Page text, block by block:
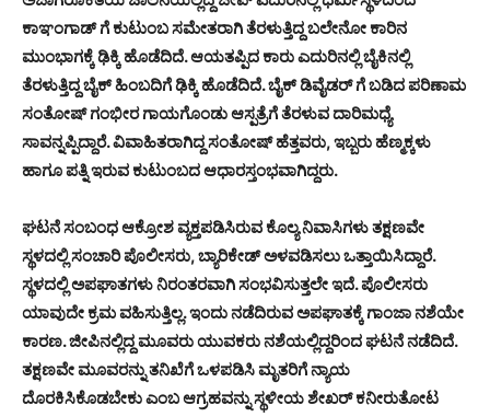
ಕಾಞಂಗಾಡ್ ಗೆ ಕುಟುಂಬ ಸಮೇತರಾಗಿ ತೆರಳುತ್ತಿದ್ದ ಬಲೇನೋ ಕಾರಿನ
ಮುಂಭಾಗಕ್ಕೆ ಢಿಕ್ಕಿ ಹೊಡೆದಿದೆ. ಆಯತಪ್ಪಿದ ಕಾರು ಎದುರಿನಲ್ಲಿ ಬೈಕಿನಲ್ಲಿ
ತೆರಳುತ್ತಿದ್ದ ಬೈಕ್ ಹಿಂಬದಿಗೆ ಢಿಕ್ಕಿ ಹೊಡೆದಿದೆ. ಬೈಕ್ ಡಿವೈಡರ್ ಗೆ ಬಡಿದ ಪರಿಣಾಮ
ಸಂತೋಷ್ ಗಂಭೀರ ಗಾಯಗೊಂಡು ಆಸ್ಪತ್ರೆಗೆ ತೆರಳುವ ದಾರಿಮಧ್ಯೆ
ಸಾವನ್ನಪ್ಪಿದ್ದಾರೆ. ವಿವಾಹಿತರಾಗಿದ್ದ ಸಂತೋಷ್ ಹೆತ್ತವರು, ಇಬ್ಬರು ಹೆಣ್ಮಕ್ಕಳು
ಹಾಗೂ ಪತ್ನಿ ಇರುವ ಕುಟುಂಬದ ಆಧಾರಸ್ತಂಭವಾಗಿದ್ದರು.
ಘಟನೆ ಸಂಬಂಧ ಆಕ್ರೋಶ ವ್ಯಕ್ತಪಡಿಸಿರುವ ಕೊಲ್ಯ ನಿವಾಸಿಗಳು ತಕ್ಷಣವೇ
ಸ್ಥಳದಲ್ಲಿ ಸಂಚಾರಿ ಪೊಲೀಸರು, ಬ್ಯಾರಿಕೇಡ್ ಅಳವಡಿಸಲು ಒತ್ತಾಯಿಸಿದ್ದಾರೆ.
ಸ್ಥಳದಲ್ಲಿ ಅಪಘಾತಗಳು ನಿರಂತರವಾಗಿ ಸಂಭವಿಸುತ್ತಲೇ ಇದೆ. ಪೊಲೀಸರು
ಯಾವುದೇ ಕ್ರಮ ವಹಿಸುತ್ತಿಲ್ಲ. ಇಂದು ನಡೆದಿರುವ ಅಪಘಾತಕ್ಕೆ ಗಾಂಜಾ ನಶೆಯೇ
ಕಾರಣ. ಜೀಪಿನಲ್ಲಿದ್ದ ಮೂವರು ಯುವಕರು ನಶೆಯಲ್ಲಿದ್ದರಿಂದ ಘಟನೆ ನಡೆದಿದೆ.
ತಕ್ಷಣವೇ ಮೂವರನ್ನು ತನಿಖೆಗೆ ಒಳಪಡಿಸಿ ಮೃತರಿಗೆ ನ್ಯಾಯ
ದೊರಕಿಸಿಕೊಡಬೇಕು ಎಂಬ ಆಗ್ರಹವನ್ನು ಸ್ಥಳೀಯ ಶೇಖರ್ ಕನೀರುತೋಟ